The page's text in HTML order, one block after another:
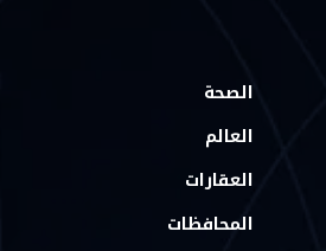
الصحة
العالم
العقارات
المحافظات